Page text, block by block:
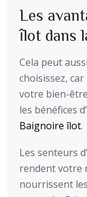
Les
îlot dans
Cela peut
choisissez,
votre bien-
les bénéfices
Baignoire îlot.
Les senteurs
rendent votre
nourrissent